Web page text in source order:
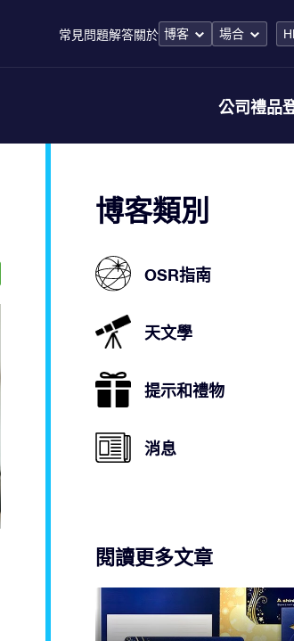
常見問題解答關於 博客 場合
公司禮品
博客類別
OSR指南
天文學
提示和禮物
消息
閱讀更多文章